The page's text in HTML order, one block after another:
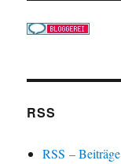
RSS
RSS – Beiträge